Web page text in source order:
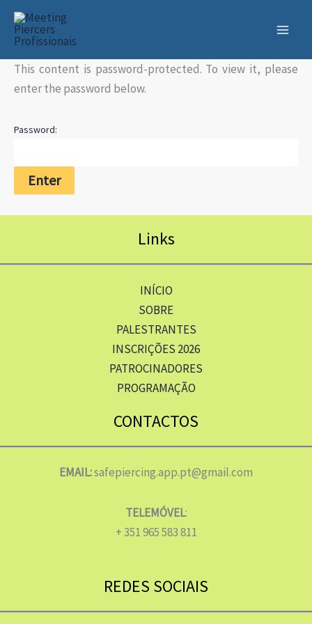
Skip
content
This content is password-protected. To view it, please
enter the password below.
Password:
Links
INÍCIO
SOBRE
PALESTRANTES
INSCRIÇÕES 2026
PATROCINADORES
PROGRAMAÇÃO
CONTACTOS
EMAIL:safepiercing.app.pt@gmail.com
TELEMÓVEL:
+ 351 965 583 811
REDES SOCIAIS